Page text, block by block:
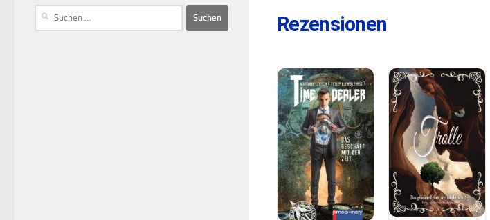
Rezensionen